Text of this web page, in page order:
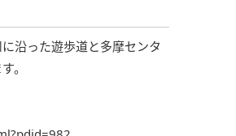
沿った遊歩道と多摩センタ
。